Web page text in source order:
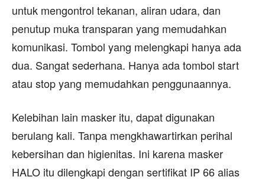
untuk mengontrol tekanan, aliran udara, dan
penutup muka transparan yang memudahkan
komunikasi. Tombol yang melengkapi hanya ada
dua. Sangat sederhana. Hanya ada tombol start
atau stop yang memudahkan penggunaannya.
Kelebihan lain masker itu, dapat digunakan
berulang kali. Tanpa mengkhawartirkan perihal
kebersihan dan higienitas. Ini karena masker
HALO itu dilengkapi dengan sertifikat IP 66 alias